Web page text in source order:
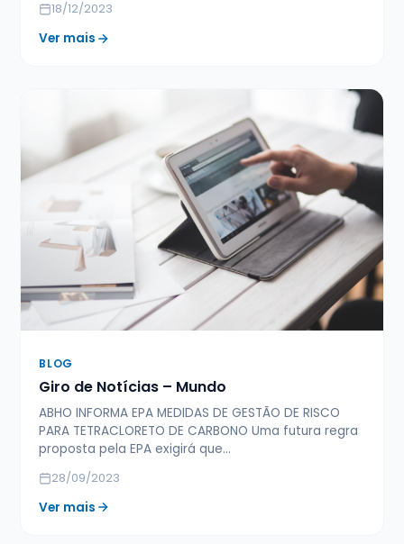
18/12/2023
Ver mais
BLOG
Giro de Notícias – Mundo
ABHO INFORMA EPA MEDIDAS DE GESTÃO DE RISCO
PARA TETRACLORETO DE CARBONO Uma futura regra
proposta pela EPA exigirá que…
28/09/2023
Ver mais